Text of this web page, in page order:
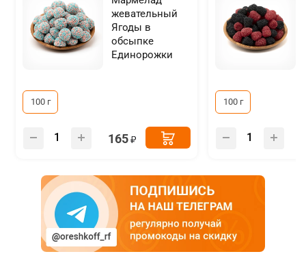
жевательный
Ягоды в
обсыпке
Единорожки
100 г
165
100 г